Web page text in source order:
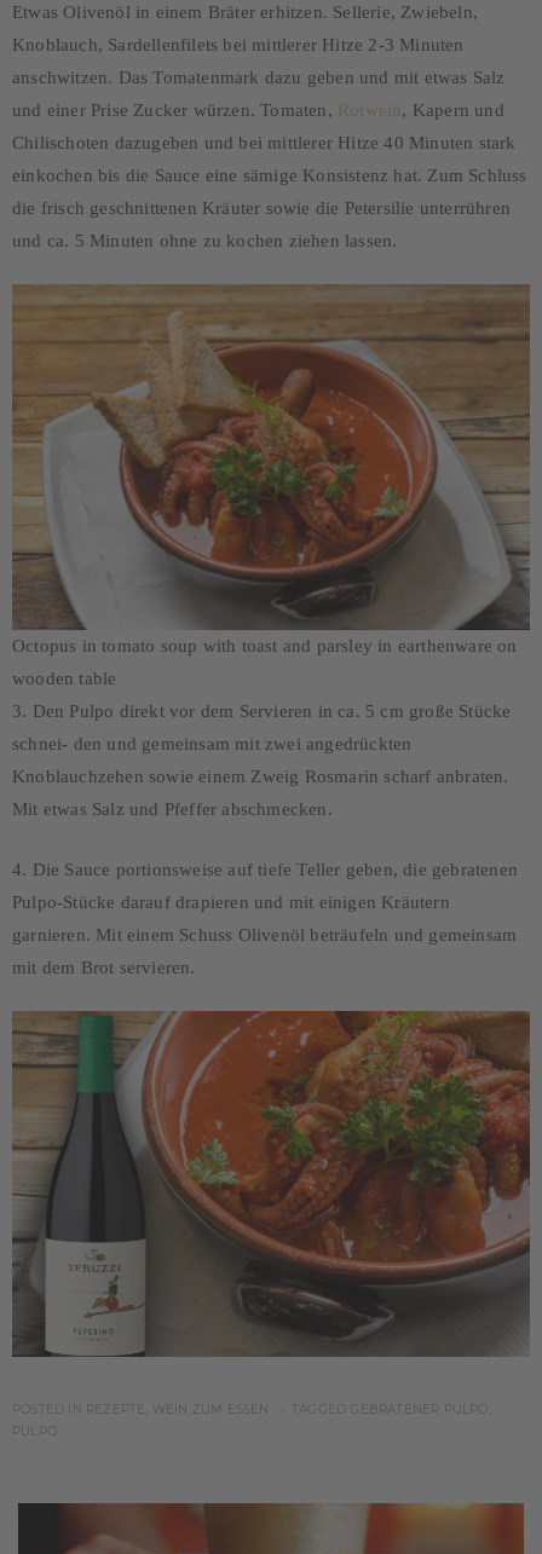
Etwas Olivenöl in einem Bräter erhitzen. Sellerie, Zwiebeln,
Knoblauch, Sardellenfilets bei mittlerer Hitze 2-3 Minuten
anschwitzen. Das Tomatenmark dazu geben und mit etwas Salz
und einer Prise Zucker würzen. Tomaten, Rotwein, Kapern und
Chilischoten dazugeben und bei mittlerer Hitze 40 Minuten stark
einkochen bis die Sauce eine sämige Konsistenz hat. Zum Schluss
die frisch geschnittenen Kräuter sowie die Petersilie unterrühren
und ca. 5 Minuten ohne zu kochen ziehen lassen.
Octopus in tomato soup with toast and parsley in earthenware on
wooden table
3. Den Pulpo direkt vor dem Servieren in ca. 5 cm große Stücke
schnei- den und gemeinsam mit zwei angedrückten
Knoblauchzehen sowie einem Zweig Rosmarin scharf anbraten.
Mit etwas Salz und Pfeffer abschmecken.
4. Die Sauce portionsweise auf tiefe Teller geben, die gebratenen
Pulpo-Stücke darauf drapieren und mit einigen Kräutern
garnieren. Mit einem Schuss Olivenöl beträufeln und gemeinsam
mit dem Brot servieren.
POSTED IN REZEPTE WEIN ZUM ESSEN TAGGED GEBRATENER PULPO
PULPO